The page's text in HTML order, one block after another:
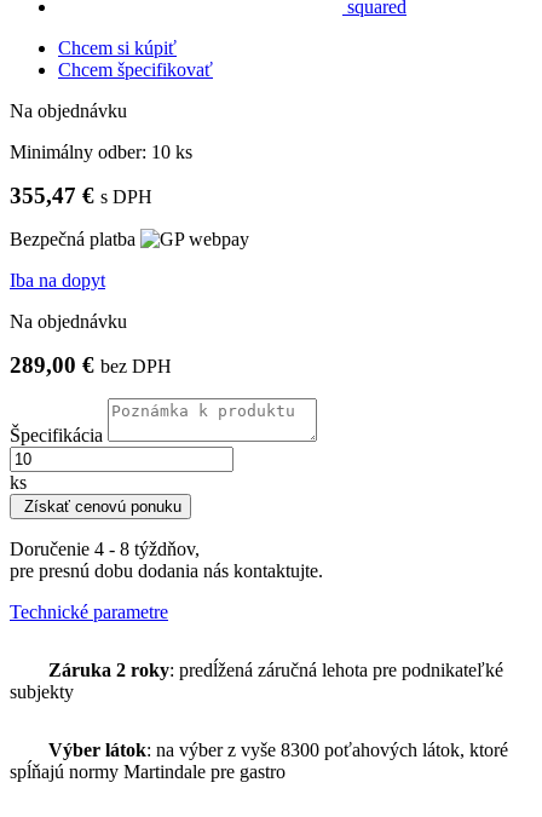
squared
Chcem si kúpiť
Chcem špecifikovať
Na objednávku
Minimálny odber: 10 ks
355,47 € s DPH
Bezpečná platba
Iba na dopyt
Na objednávku
289,00 € bez DPH
Špecifikácia
ks
Získať cenovú ponuku
Doručenie 4 - 8 týždňov,
pre presnú dobu dodania nás kontaktujte.
Technické parametre
Záruka 2 roky: predĺžená záručná lehota pre podnikateľké
subjekty
Výber látok: na výber z vyše 8300 poťahových látok, ktoré
spĺňajú normy Martindale pre gastro